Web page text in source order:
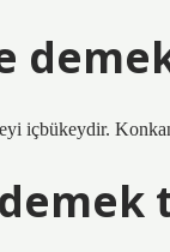
içbükeydir.